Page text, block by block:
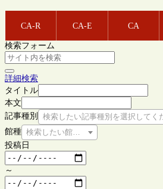
CA-R CA-E CA
検索フォーム
詳細検索
タイトル
本文
記事種別
検索したい記事種別を選択してく
館種 検索したい館種を選択してください
投稿日
～